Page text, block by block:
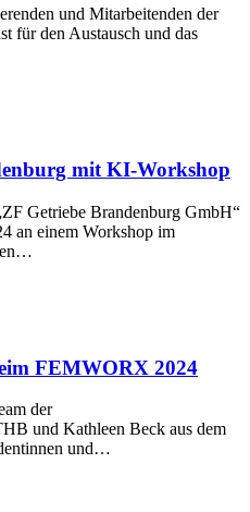
und Mitarbeitenden der
für den Austausch und das
mit KI-Workshop
Getriebe Brandenburg GmbH“
an einem Workshop im
FEMWORX 2024
der
und Kathleen Beck aus dem
und…